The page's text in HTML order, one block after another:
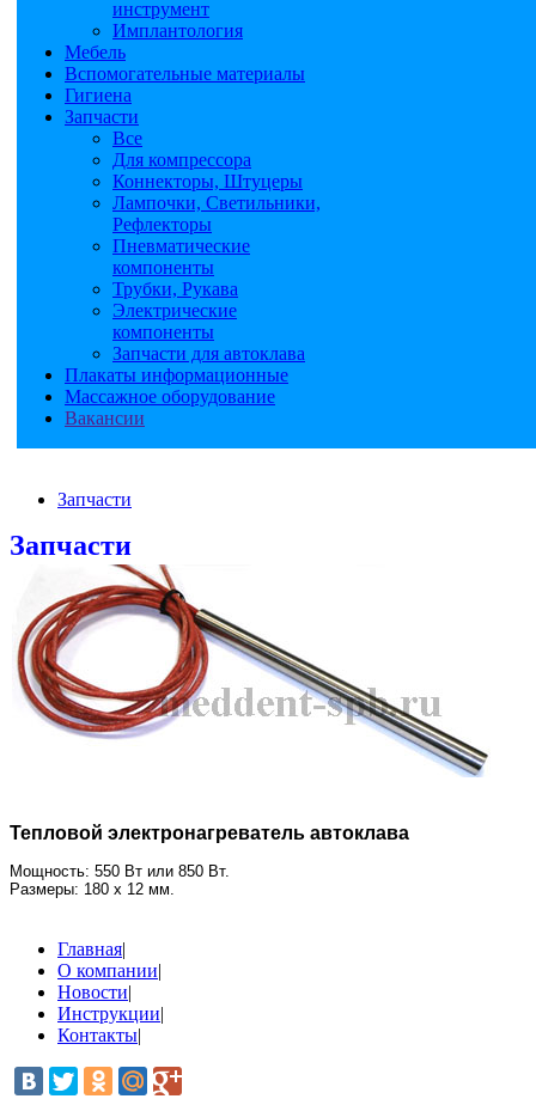
инструмент
Имплантология
Мебель
Вспомогательные материалы
Гигиена
Запчасти
Все
Для компрессора
Коннекторы, Штуцеры
Лампочки, Светильники,
Рефлекторы
Пневматические
компоненты
Трубки, Рукава
Электрические
компоненты
Запчасти для автоклава
Плакаты информационные
Массажное оборудование
Вакансии
Запчасти
Запчасти
Тепловой электронагреватель автоклава
Мощность: 550 Вт или 850 Вт.
Размеры: 180 х 12 мм.
Главная|
О компании|
Новости|
Инструкции|
Контакты|